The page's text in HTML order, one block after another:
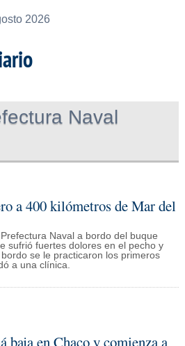
2026
Naval
a 400 kilómetros de Mar del
Naval a bordo del buque
sufrió fuertes dolores en el pecho y
se le practicaron los primeros
a una clínica.
baja en Chaco y comienza a